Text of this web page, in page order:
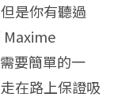
是你有聽過
Maxime
要簡單的一
在路上保證吸